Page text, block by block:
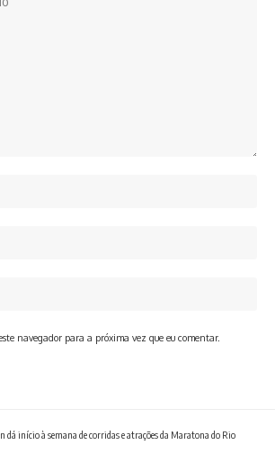
navegador para a próxima vez que eu comentar.
dá início à semana de corridas e atrações da Maratona do Rio